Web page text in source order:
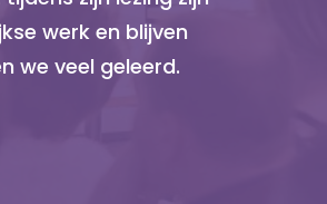
werk en blijven
we veel geleerd.